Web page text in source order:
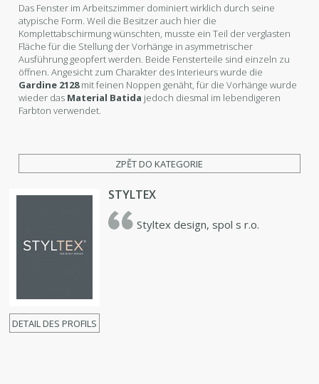
Das Fenster im Arbeitszimmer dominiert wirklich durch seine
atypische Form. Weil die Besitzer auch hier die
Komplettabschirmung wünschten, musste ein Teil der verglasten
Fläche für die Stellung der Vorhänge in asymmetrischer
Ausführung geopfert werden. Beide Fensterteile sind einzeln zu
öffnen. Angesicht zum Charakter des Interieurs wurde die
Gardine 2128mit feinen Noppen genäht, für die Vorhänge wurde
wieder das Material Batida jedoch diesmal im lebendigeren
Farbton verwendet.
ZPĚT DO KATEGORIE
DETAIL DES PROFILS
STYLTEX
Styltex design, spol s r.o.